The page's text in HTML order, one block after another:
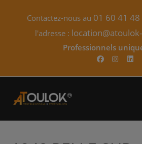
Contactez-nous au 01 60 41
l'adresse :
Professionnels